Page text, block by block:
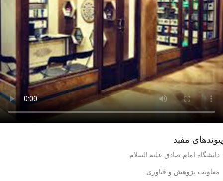
پیوندهای مفید
دانشگاه امام صادق علیه السلام
معاونت پژوهش و فناوری